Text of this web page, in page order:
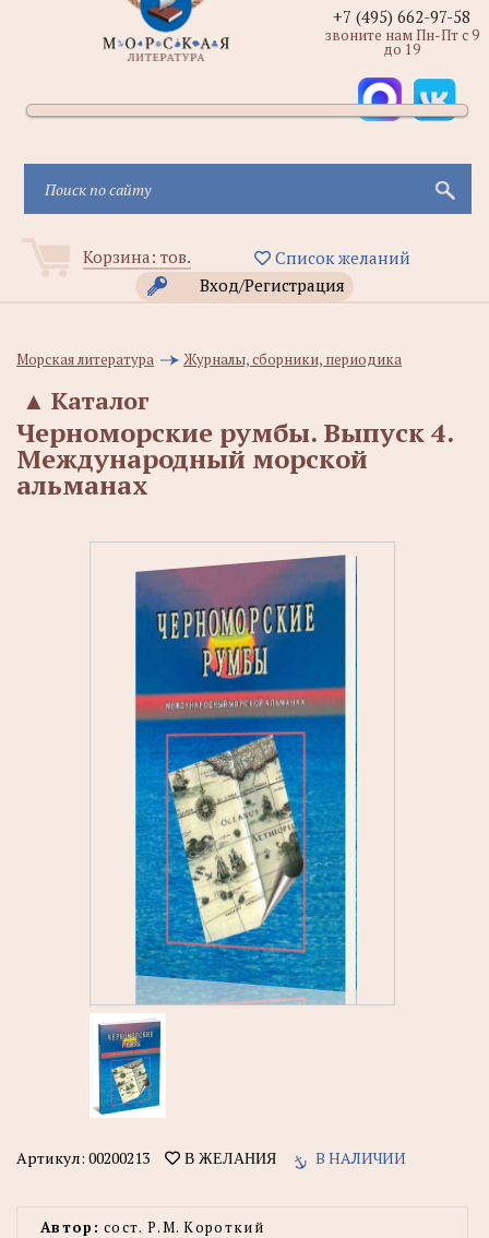
Корзина: тов.
Список желаний
Вход/Регистрация
+7 (495) 662-97-58
звоните нам Пн-Пт с 9
до 19
Морская литература Журналы, сборники, периодика
Каталог
▲
Черноморские румбы. Выпуск 4.
Международный морской
альманах
Артикул: 00200213 В ЖЕЛАНИЯ В НАЛИЧИИ
Автор: сост. Р.М. Короткий